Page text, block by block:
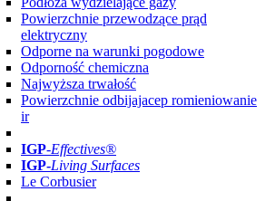
Powierzchnie przewodzące prąd
elektryczny
Odporne na warunki pogodowe
Odporność chemiczna
Najwyższa trwałość
Powierzchnie odbijajacep romieniowanie
ir
IGP-Effectives®
IGP-Living Surfaces
Le Corbusier